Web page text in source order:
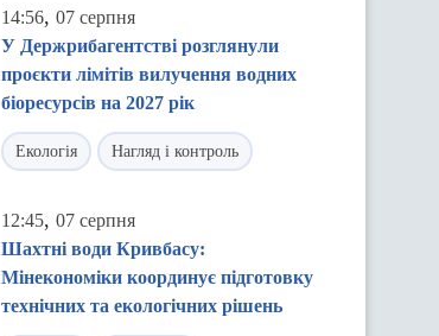
14:56, 07 серпня
У Держрибагентстві розглянули
проєкти лімітів вилучення водних
біоресурсів на 2027 рік
Екологія Нагляд і контроль
12:45, 07 серпня
Шахтні води Кривбасу:
Мінекономіки координує підготовку
технічних та екологічних рішень